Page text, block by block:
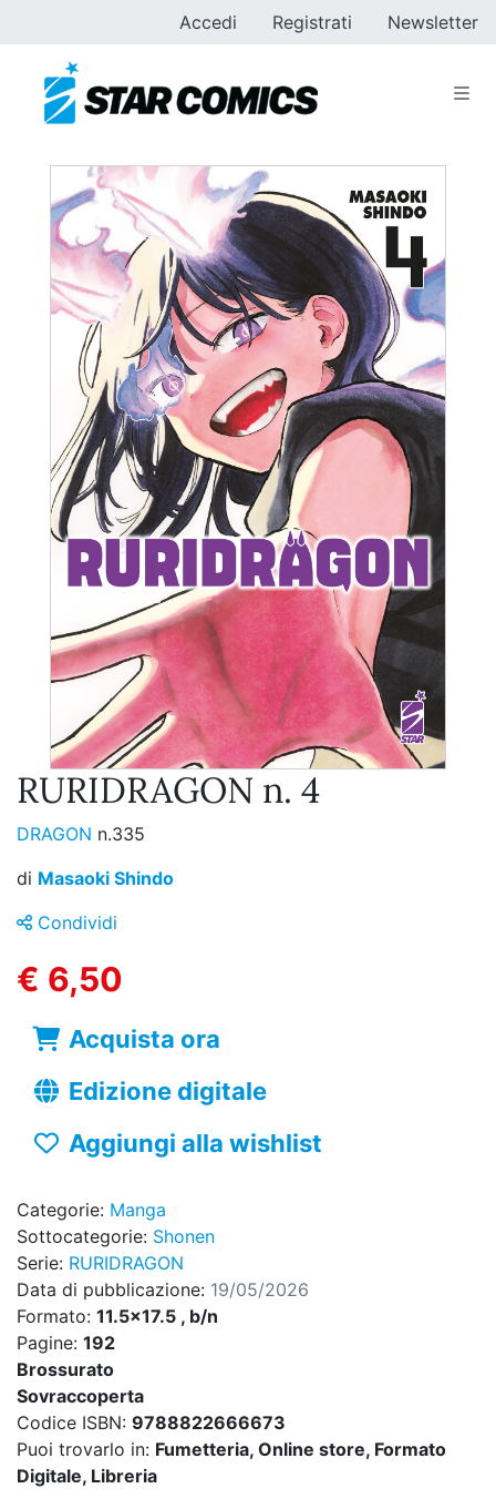
Accedi Registrati Newsletter
RURIDRAGON n. 4
DRAGON n.335
di Masaoki Shindo
Condividi
€ 6,50
Acquista ora
Edizione digitale
Aggiungi alla wishlist
Categorie: Manga
Sottocategorie: Shonen
Serie: RURIDRAGON
Data di pubblicazione: 19/05/2026
Formato: 11.5x17.5 , b/n
Pagine: 192
Brossurato
Sovraccoperta
Codice ISBN: 9788822666673
Puoi trovarlo in: Fumetteria, Online store, Formato
Digitale, Libreria